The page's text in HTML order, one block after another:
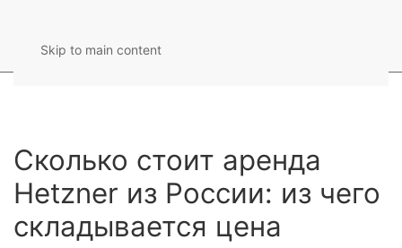
Skip to main content
Сколько стоит аренда
Hetzner из России: из чего
складывается цена